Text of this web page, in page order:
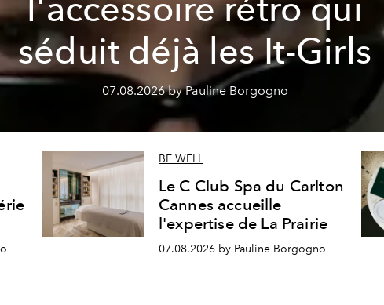
l'accessoire rétro qui
séduit déjà les It-Girls
07.08.2026 by Pauline Borgogno
BE WELL
Le C Club Spa du Carlton
Cannes accueille
l'expertise de La Prairie
07.08.2026 by Pauline Borgogno